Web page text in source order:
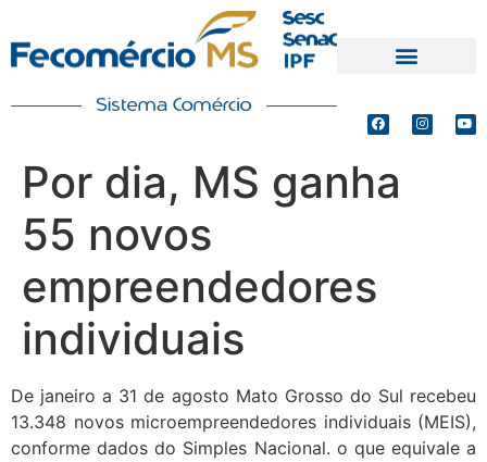
Por dia, MS ganha
55 novos
empreendedores
individuais
De janeiro a 31 de agosto Mato Grosso do Sul recebeu
13.348 novos microempreendedores individuais (MEIS),
conforme dados do Simples Nacional. o que equivale a